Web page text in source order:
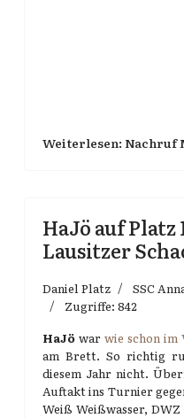
Weiterlesen: Nachruf
HaJö auf Platz
Lausitzer
Daniel Platz SSC
Zugriffe: 842
HaJö war wie schon im
am Brett. So richtig
diesem Jahr nicht.
Auftakt ins Turnier
Weiß Weißwasser, DWZ